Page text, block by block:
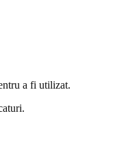
a fi utilizat.